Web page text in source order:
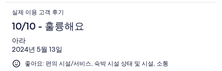
실제 이용 고객 후기
10/10 - 훌륭해요
아라
2024년 5월 13일
좋아요: 편의 시설/서비스, 숙박 시설 상태 및 시설, 소통